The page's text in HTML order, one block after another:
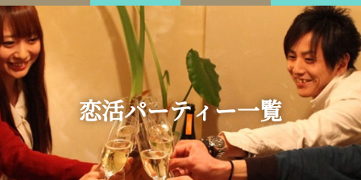
恋活パーティー一覧